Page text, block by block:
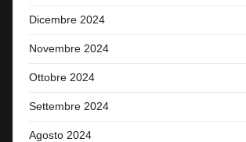
Dicembre 2024
Novembre 2024
Ottobre 2024
Settembre 2024
Agosto 2024